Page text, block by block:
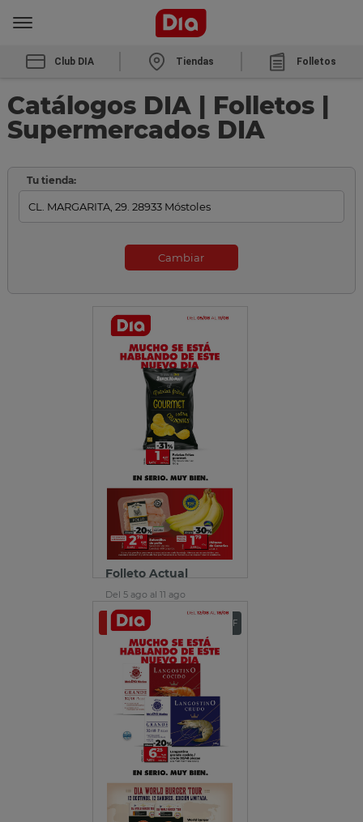
Club DIA Tiendas Folletos
Catálogos DIA | Folletos |
Supermercados DIA
Tu tienda:
Cambiar
Folleto Actual
Del 5 ago al 11 ago
Ver folleto Descargar PDF